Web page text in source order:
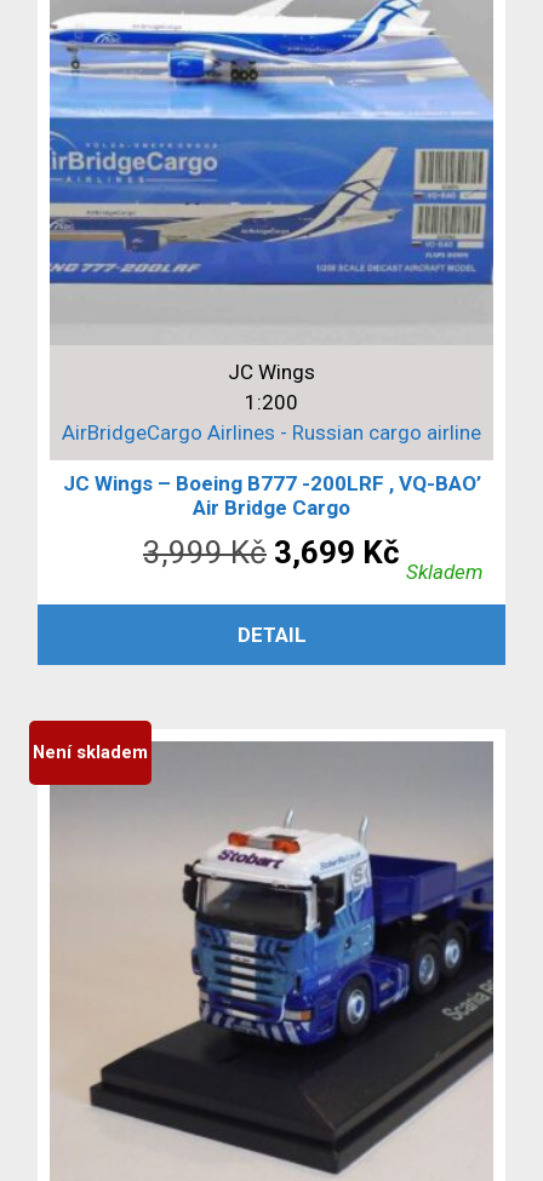
JC Wings
1:200
AirBridgeCargo Airlines - Russian cargo airline
JC Wings – Boeing B777 -200LRF , VQ-BAO’
Air Bridge Cargo
3,999Kč Původní
cena
byla:
3,699 Kč
cena
Skladem
PŘIDAT DO KOŠÍKU
DETAIL
Není skladem